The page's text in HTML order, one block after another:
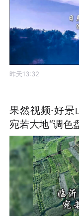
昨天13:32
果然视频·好
宛若大地“调色